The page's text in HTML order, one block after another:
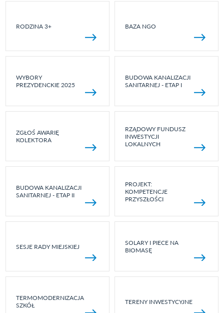
RODZINA 3+ BAZA NGO
WYBORY
PREZYDENCKIE 2025
BUDOWA KANALIZACJI
SANITARNEJ - ETAP I
ZGŁOŚ AWARIĘ
KOLEKTORA
RZĄDOWY FUNDUSZ
INWESTYCJI
LOKALNYCH
BUDOWA KANALIZACJI
SANITARNEJ - ETAP II
PROJEKT:
KOMPETENCJE
PRZYSZŁOŚCI
SESJE RADY MIEJSKIEJ
SOLARY I PIECE NA
BIOMASĘ
TERMOMODERNIZACJA
SZKÓŁ
TERENY INWESTYCYJNE